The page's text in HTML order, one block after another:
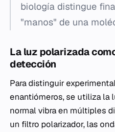
biología distingue
"manos" de una
La luz polarizada
detección
Para distinguir
enantiómeros, se utiliza la
normal vibra en múltiples
un filtro polarizador, las